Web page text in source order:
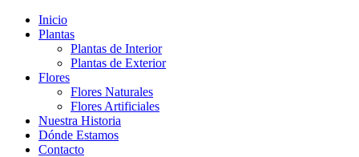
Inicio
Plantas
Plantas de Interior
Plantas de Exterior
Flores
Flores Naturales
Flores Artificiales
Nuestra Historia
Dónde Estamos
Contacto